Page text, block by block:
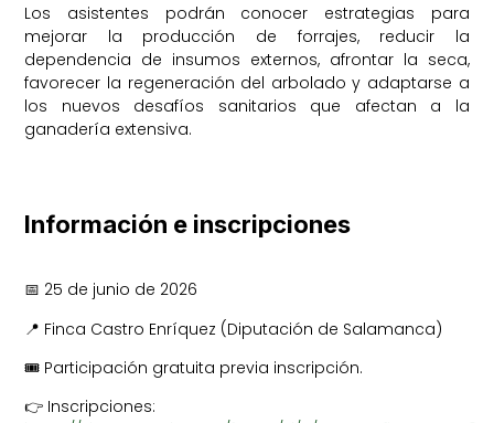
Los asistentes podrán conocer estrategias para
mejorar la producción de forrajes, reducir la
dependencia de insumos externos, afrontar la seca,
favorecer la regeneración del arbolado y adaptarse a
los nuevos desafíos sanitarios que afectan a la
ganadería extensiva.
Información e inscripciones
📅 25 de junio de 2026
📍 Finca Castro Enríquez (Diputación de Salamanca)
🎟️ Participación gratuita previa inscripción.
👉 Inscripciones: